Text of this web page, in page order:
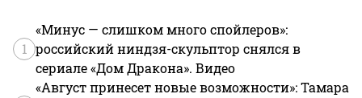
1
«Минус — слишком много спойлеров»:
российский ниндзя-скульптор снялся в
сериале «Дом Дракона». Видео
«Август принесет новые возможности»: Тамара